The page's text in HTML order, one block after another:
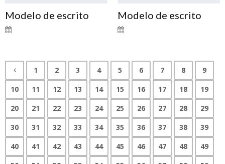
Modelo de escrito Modelo de escrito
1 2 3 4 5 6 7 8
9
10
11 12 13 14 15 16 17 18
19
20
21 22 23 24 25 26 27 28
29
30
31 32 33 34 35 36 37 38
39
40
41 42 43 44 45 46 47 48
49